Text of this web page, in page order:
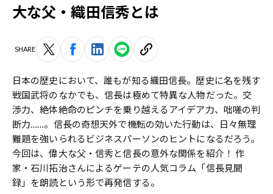
大な父・織田信秀とは
SHARE
日本の歴史において、誰もが知る織田信長。歴史に名を残す
戦国武将のなかでも、信長は極めて特異な人物だった。交
渉力、絶体絶命のピンチを乗り越えるアイデア力、咄嗟の判
断力……。信長の奇想天外で機転の効いた行動は、日々無理
難題を強いられるビジネスパーソンのヒントになるだろう。
今回は、偉大な父・信秀と信長の意外な関係を紹介！ 作
家・石川拓治さんによるゲーテの人気コラム「信長見聞
録」を朗読という形で再発信する。